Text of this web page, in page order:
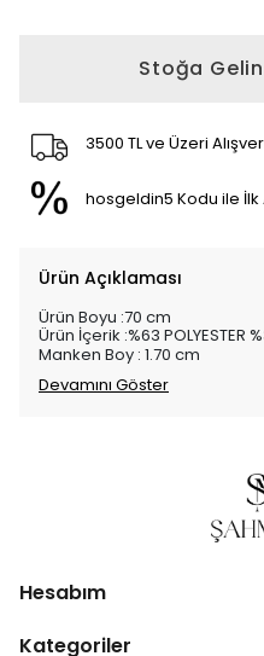
Stoğa
3500 TL ve Üzeri
hosgeldin5 Kodu ile İlk
Ürün Açıklaması
Ürün Boyu :70 cm
Ürün İçerik :%63 POLYESTER
Manken Boy : 1.70 cm
Devamını Göster
Hesabım
Kategoriler